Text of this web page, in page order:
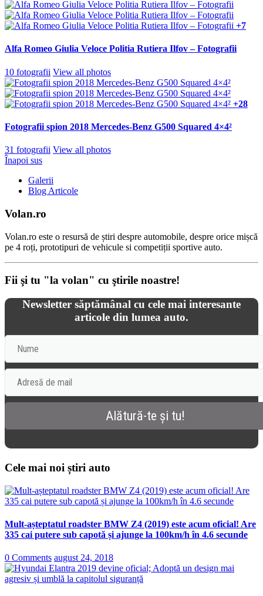
+7
Alfa Romeo Giulia Veloce Politia Rutiera Ilfov – Fotografii
10 fotografii View all photos
+28
Fotografii spion 2018 Mercedes-Benz G500 Squared 4×4²
31 fotografii View all photos
Înapoi sus
Galerii
Blog Articole
Volan.ro
Volan.ro este o resursă de știri despre automobile, despre orice mișcă
pe 4 roți, prototipuri de vehicule si competiții sportive auto.
Fii şi tu "la volan" cu ştirile noastre!
Newsletter săptămânal cu cele mai interesante
articole din lumea auto.
Cele mai noi știri auto
Mult-așteptatul roadster BMW Z4 (2019) este acum oficial! Are
335 cai putere sub capotă și ajunge la 100km/h în 4.6 secunde
0 Comments august 24, 2018